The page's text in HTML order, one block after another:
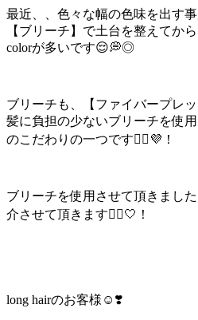
最近、、色々な幅の色味を出す事
【ブリーチ】で土台を整えてか
colorが多いです😌💭◎
ブリーチも、【ファイバープレ
髪に負担の少ないブリーチを使
のこだわりの一つです🙇‍♀️💜！
ブリーチを使用させて頂きまし
介させて頂きます🙇‍♀️🤍！
long hairのお客様☺️❣️